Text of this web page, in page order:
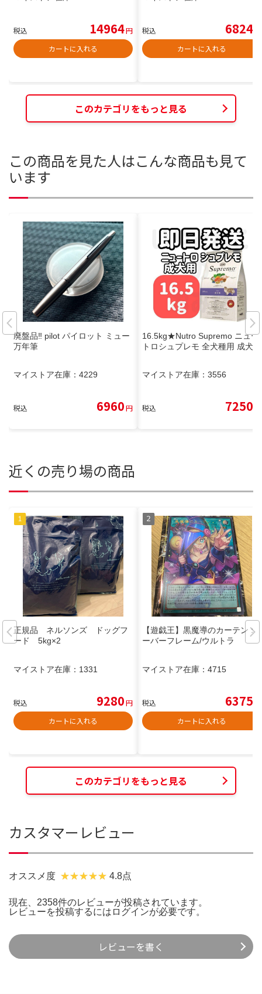
税込 14964円
カートに入れる
税込 6824
カートに入れる
このカテゴリをもっと見る
この商品を見た人はこんな商品も見て
います
廃盤品‼️ pilot パイロット ミュー
万年筆
マイストア在庫： 4229
税込 6960円
16.5kg★Nutro Supremo ニュー
トロシュプレモ 全犬種用 成犬用
マイストア在庫： 3556
税込 7250
近くの売り場の商品
正規品 ネルソンズ ドッグフ
ード 5kg×2
マイストア在庫： 1331
税込 9280円
カートに入れる
【遊戯王】黒魔導のカーテン オ
ーバーフレーム/ウルトラ
マイストア在庫： 4715
税込 6375
カートに入れる
このカテゴリをもっと見る
カスタマーレビュー
オススメ度 4.8点
現在、2358件のレビューが投稿されています。
レビューを投稿するには ログインが必要です。
レビューを書く